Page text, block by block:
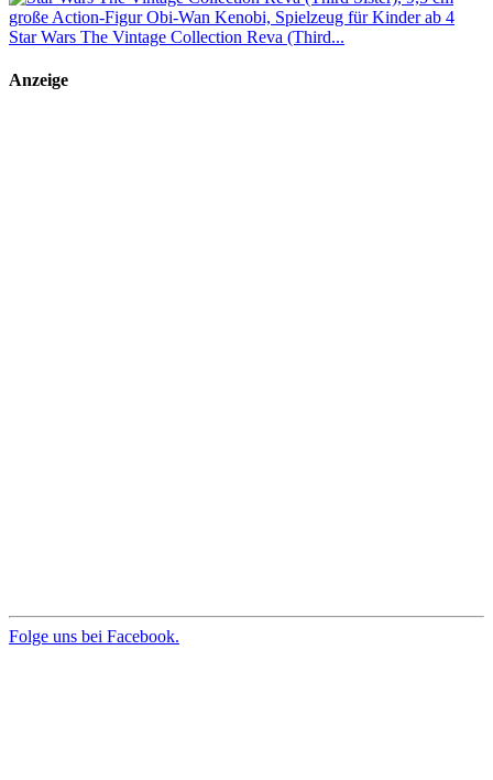
Star Wars The Vintage Collection Reva (Third...
Anzeige
Folge uns bei Facebook.